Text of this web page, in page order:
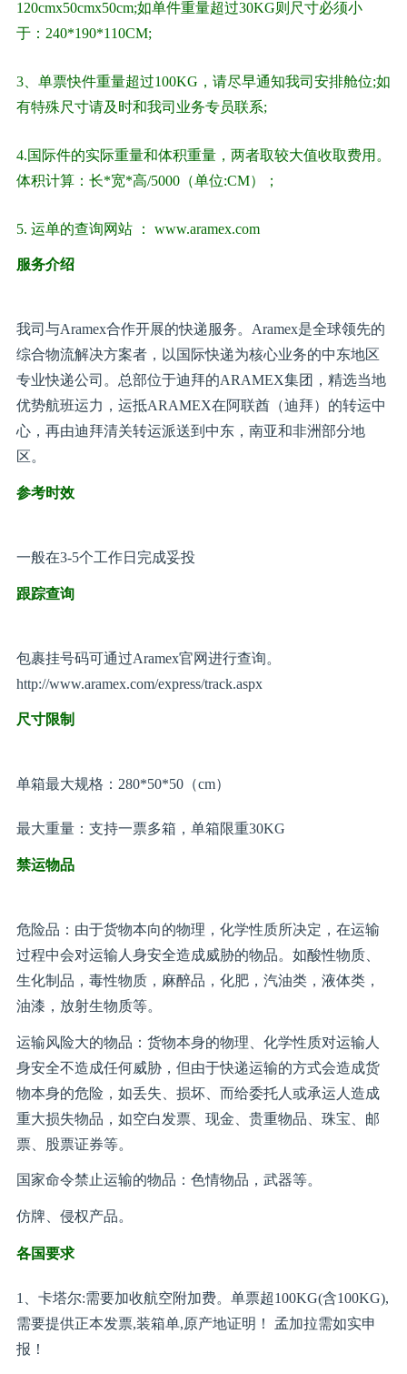
120cmx50cmx50cm;如单件重量超过30KG则尺寸必须小
于：240*190*110CM;
3、单票快件重量超过100KG，请尽早通知我司安排舱位;如
有特殊尺寸请及时和我司业务专员联系;
4.国际件的实际重量和体积重量，两者取较大值收取费用。
体积计算：长*宽*高/5000（单位:CM）；
5. 运单的查询网站 ： www.aramex.com
服务介绍
我司与Aramex合作开展的快递服务。Aramex是全球领先的
综合物流解决方案者，以国际快递为核心业务的中东地区
专业快递公司。总部位于迪拜的ARAMEX集团，精选当地
优势航班运力，运抵ARAMEX在阿联酋（迪拜）的转运中
心，再由迪拜清关转运派送到中东，南亚和非洲部分地
区。
参考时效
一般在3-5个工作日完成妥投
跟踪查询
包裹挂号码可通过Aramex官网进行查询。
http://www.aramex.com/express/track.aspx
尺寸限制
单箱最大规格：280*50*50（cm）
最大重量：支持一票多箱，单箱限重30KG
禁运物品
危险品：由于货物本向的物理，化学性质所决定，在运输
过程中会对运输人身安全造成威胁的物品。如酸性物质、
生化制品，毒性物质，麻醉品，化肥，汽油类，液体类，
油漆，放射生物质等。
运输风险大的物品：货物本身的物理、化学性质对运输人
身安全不造成任何威胁，但由于快递运输的方式会造成货
物本身的危险，如丢失、损坏、而给委托人或承运人造成
重大损失物品，如空白发票、现金、贵重物品、珠宝、邮
票、股票证券等。
国家命令禁止运输的物品：色情物品，武器等。
仿牌、侵权产品。
各国要求
1、卡塔尔:需要加收航空附加费。单票超100KG(含100KG),
需要提供正本发票,装箱单,原产地证明！ 孟加拉需如实申
报！